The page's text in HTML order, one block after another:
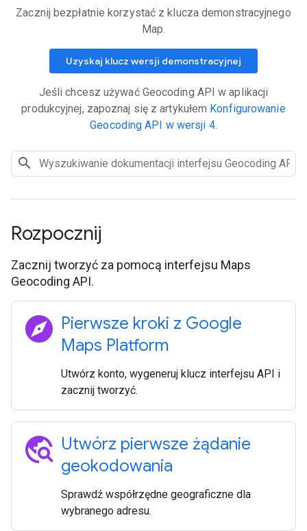
Zacznij bezpłatnie korzystać z klucza demonstracyjnego
Map.
Uzyskaj klucz wersji demonstracyjnej
Jeśli chcesz używać Geocoding API w aplikacji
produkcyjnej, zapoznaj się z artykułem Konfigurowanie
Geocoding API w wersji 4.
Rozpocznij
Zacznij tworzyć za pomocą interfejsu Maps
Geocoding API.
explore Pierwsze kroki z Google
Maps Platform
Utwórz konto, wygeneruj klucz interfejsu API i
zacznij tworzyć.
travel_explore Utwórz pierwsze żądanie
geokodowania
Sprawdź współrzędne geograficzne dla
wybranego adresu.